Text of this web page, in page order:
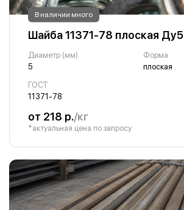
В наличии много
Шайба 11371-78 плоская Ду5
Диаметр (мм)
5
Форма
плоская
ГОСТ
11371-78
от 218 р./кг
*актуальная цена по запросу